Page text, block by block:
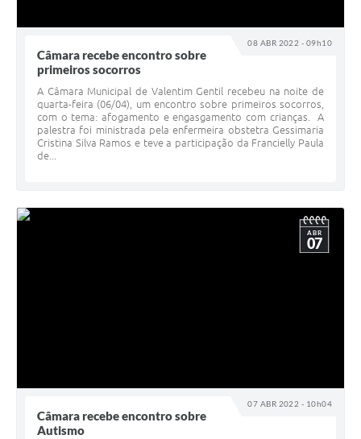
08 ABR 2022 - 09h10
Câmara recebe encontro sobre
primeiros socorros
A Câmara Municipal de Valentim Gentil recebeu na noite de
quarta-feira (06/04), um encontro sobre primeiros socorros,
com o tema: afogamento e engasgamento com crianças. A
palestra foi ministrada pela enfermeira obstetra Gessimaria
Cristina Silva Ramos e teve a participação da Francielly Paula
de...
07 ABR 2022 - 10h04
ABR
07
Câmara recebe encontro sobre
Autismo